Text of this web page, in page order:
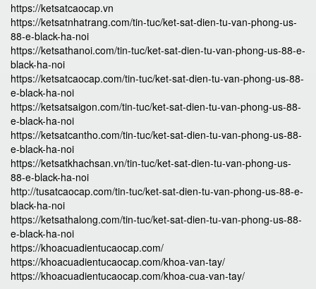
https://ketsatcaocap.vn
https://ketsatnhatrang.com/tin-tuc/ket-sat-dien-tu-van-phong-us-
88-e-black-ha-noi
https://ketsathanoi.com/tin-tuc/ket-sat-dien-tu-van-phong-us-88-e-
black-ha-noi
https://ketsatcaocap.com/tin-tuc/ket-sat-dien-tu-van-phong-us-88-
e-black-ha-noi
https://ketsatsaigon.com/tin-tuc/ket-sat-dien-tu-van-phong-us-88-
e-black-ha-noi
https://ketsatcantho.com/tin-tuc/ket-sat-dien-tu-van-phong-us-88-
e-black-ha-noi
https://ketsatkhachsan.vn/tin-tuc/ket-sat-dien-tu-van-phong-us-
88-e-black-ha-noi
http://tusatcaocap.com/tin-tuc/ket-sat-dien-tu-van-phong-us-88-e-
black-ha-noi
https://ketsathalong.com/tin-tuc/ket-sat-dien-tu-van-phong-us-88-
e-black-ha-noi
https://khoacuadientucaocap.com/
https://khoacuadientucaocap.com/khoa-van-tay/
https://khoacuadientucaocap.com/khoa-cua-van-tay/